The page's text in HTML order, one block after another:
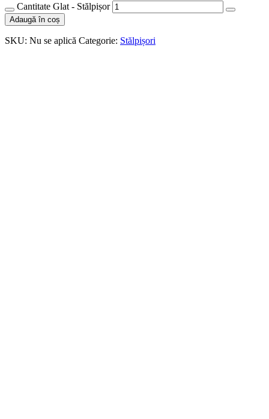
Cantitate Glat - Stălpișor
Adaugă în coș
SKU: Nu se aplică Categorie: Stălpișori